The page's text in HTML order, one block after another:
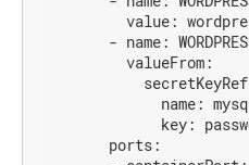
value:
- name:
valueFrom:
name:
key:
ports: